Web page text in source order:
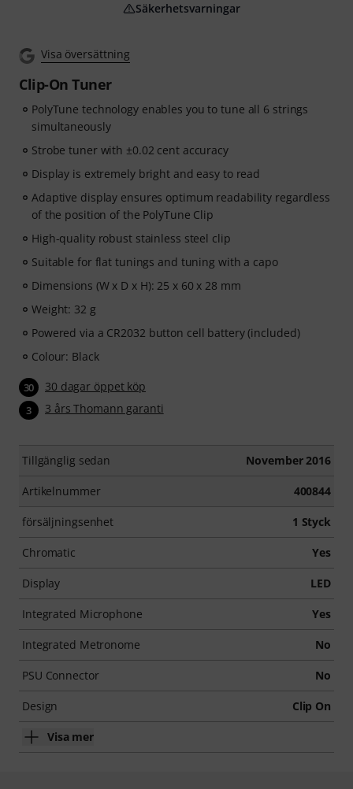
Visa översättning
Clip-On Tuner
PolyTune technology enables you to tune all 6 strings
simultaneously
Strobe tuner with ±0.02 cent accuracy
Display is extremely bright and easy to read
Adaptive display ensures optimum readability regardless
of the position of the PolyTune Clip
High-quality robust stainless steel clip
Suitable for flat tunings and tuning with a capo
Dimensions (W x D x H): 25 x 60 x 28 mm
Weight: 32 g
Powered via a CR2032 button cell battery (included)
Colour: Black
30 30 dagar öppet köp
3 3 års Thomann garanti
Tillgänglig sedan November 2016
Artikelnummer 400844
försäljningsenhet 1 Styck
Chromatic Yes
Display LED
Integrated Microphone Yes
Integrated Metronome No
PSU Connector No
Design Clip On
Visa mer
Säkerhetsvarningar